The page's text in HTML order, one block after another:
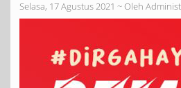
Selasa, 17 Agustus 2021 ~ Oleh